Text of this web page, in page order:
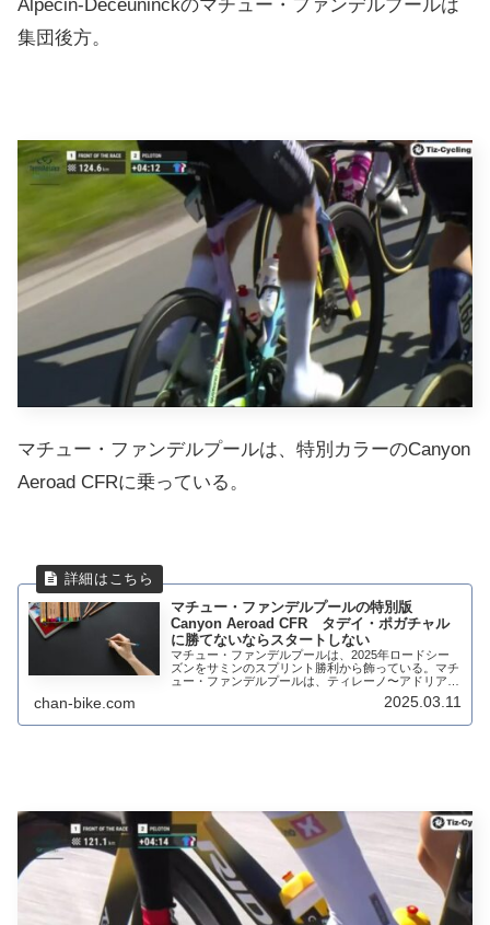
Alpecin-Deceuninckのマチュー・ファンデルプールは
集団後方。
マチュー・ファンデルプールは、特別カラーのCanyon
Aeroad CFRに乗っている。
マチュー・ファンデルプールの特別版
Canyon Aeroad CFR タデイ・ポガチャル
に勝てないならスタートしない
マチュー・ファンデルプールは、2025年ロードシー
ズンをサミンのスプリント勝利から飾っている。マチ
ュー・ファンデルプールは、ティレーノ〜アドリアテ
ィコでクラシックに向けての準備を整えるが、第2ス
テージからは特別カラーのCanyon Aero...
chan-bike.com 2025.03.11